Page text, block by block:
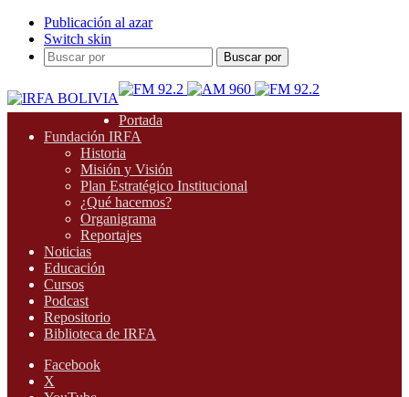
Publicación al azar
Switch skin
Buscar por
Portada
Fundación IRFA
Historia
Misión y Visión
Plan Estratégico Institucional
¿Qué hacemos?
Organigrama
Reportajes
Noticias
Educación
Cursos
Podcast
Repositorio
Biblioteca de IRFA
Facebook
X